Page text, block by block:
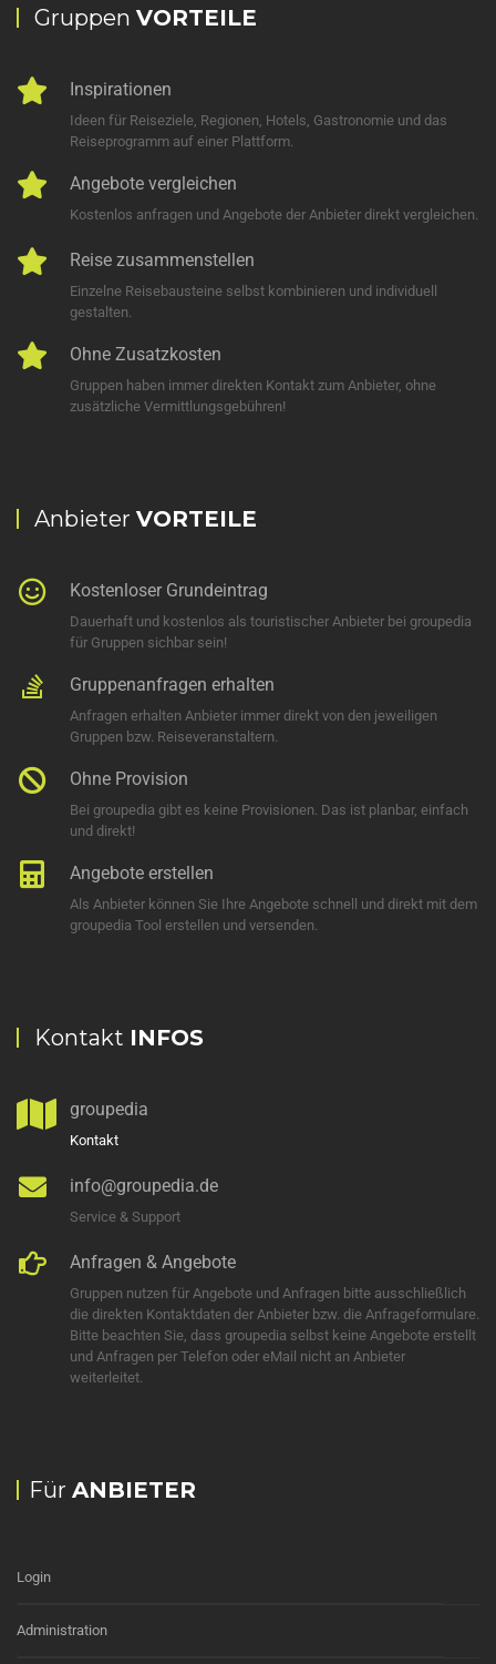
Gruppen VORTEILE
Inspirationen
Ideen für Reiseziele, Regionen, Hotels, Gastronomie und das
Reiseprogramm auf einer Plattform.
Angebote vergleichen
Kostenlos anfragen und Angebote der Anbieter direkt vergleichen.
Reise zusammenstellen
Einzelne Reisebausteine selbst kombinieren und individuell
gestalten.
Ohne Zusatzkosten
Gruppen haben immer direkten Kontakt zum Anbieter, ohne
zusätzliche Vermittlungsgebühren!
Anbieter VORTEILE
Kostenloser Grundeintrag
Dauerhaft und kostenlos als touristischer Anbieter bei groupedia
für Gruppen sichbar sein!
Gruppenanfragen erhalten
Anfragen erhalten Anbieter immer direkt von den jeweiligen
Gruppen bzw. Reiseveranstaltern.
Ohne Provision
Bei groupedia gibt es keine Provisionen. Das ist planbar, einfach
und direkt!
Angebote erstellen
Als Anbieter können Sie Ihre Angebote schnell und direkt mit dem
groupedia Tool erstellen und versenden.
Kontakt INFOS
groupedia
Kontakt
info@groupedia.de
Service & Support
Anfragen & Angebote
Gruppen nutzen für Angebote und Anfragen bitte ausschließlich
die direkten Kontaktdaten der Anbieter bzw. die Anfrageformulare.
Bitte beachten Sie, dass groupedia selbst keine Angebote erstellt
und Anfragen per Telefon oder eMail nicht an Anbieter
weiterleitet.
Für ANBIETER
Login
Administration